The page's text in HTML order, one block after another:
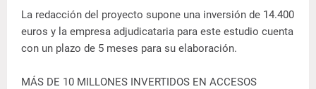
La redacción del proyecto supone una inversión de 14.400
euros y la empresa adjudicataria para este estudio cuenta
con un plazo de 5 meses para su elaboración.
MÁS DE 10 MILLONES INVERTIDOS EN ACCESOS